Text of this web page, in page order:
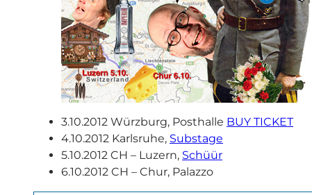
3.10.2012 Würzburg, Posthalle BUY TICKET
4.10.2012 Karlsruhe, Substage
5.10.2012 CH – Luzern, Schüür
6.10.2012 CH – Chur, Palazzo